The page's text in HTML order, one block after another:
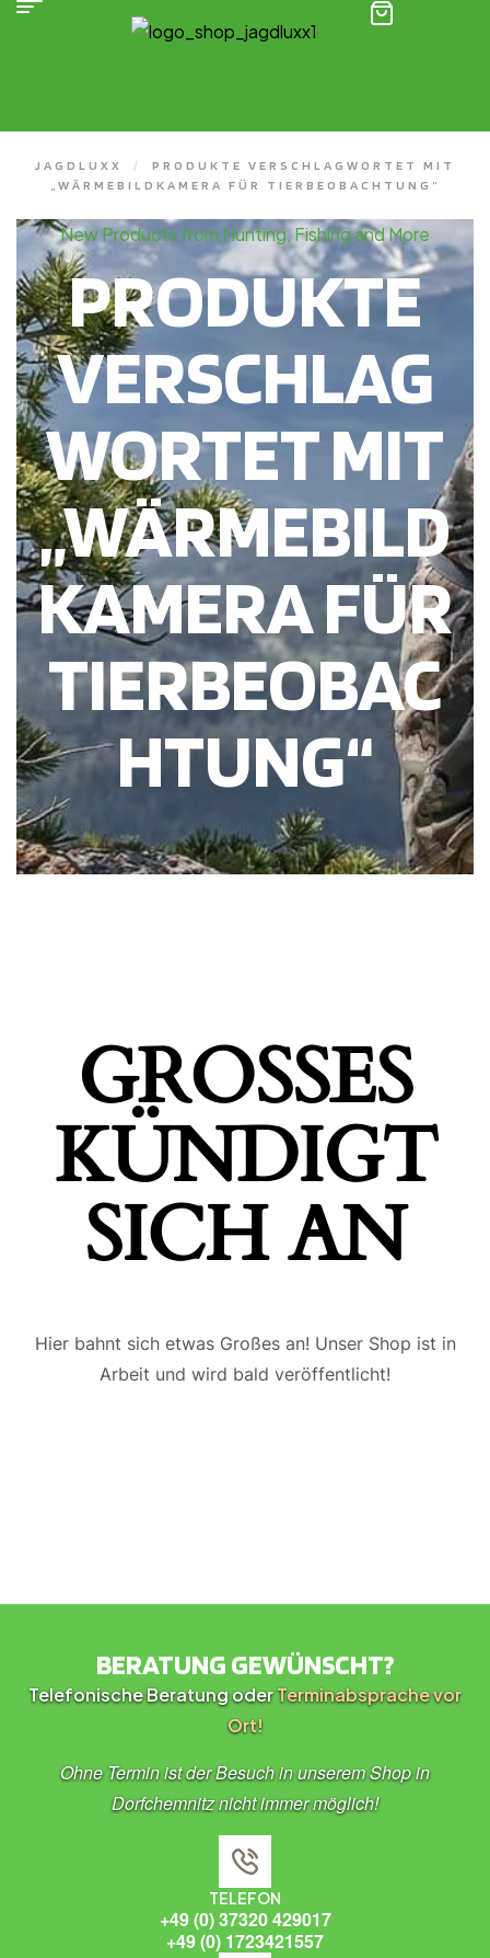
JAGDLUXX /
PRODUKTE VERSCHLAGWORTET MIT
„WÄRMEBILDKAMERA FÜR TIERBEOBACHTUNG“
New Products from Hunting, Fishing and More
PRODUKTE
VERSCHLAG
WORTET MIT
„WÄRMEBILD
KAMERA FÜR
TIERBEOBAC
HTUNG“
GROSSES K
ÜNDIGT S
ICH AN
Hier bahnt sich etwas Großes an! Unser Shop ist in
Arbeit und wird bald veröffentlicht!
BERATUNG GEWÜNSCHT?
Telefonische Beratung oderTerminabsprache vor
Ort!
Ohne Termin ist der Besuch in unserem Shop in
Dorfchemnitz nicht immer möglich!
TELEFON
+49 (0) 37320 429017
+49 (0) 1723421557